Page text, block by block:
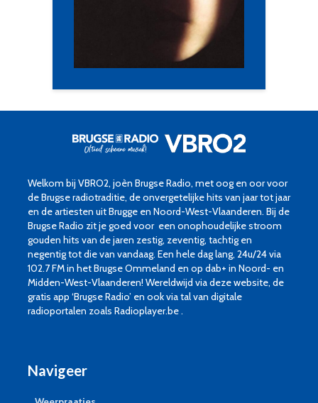
Welkom bij VBRO2, joèn Brugse Radio, met oog en oor voor
de Brugse radiotraditie, de onvergetelijke hits van jaar tot jaar
en de artiesten uit Brugge en Noord-West-Vlaanderen. Bij de
Brugse Radio zit je goed voor een onophoudelijke stroom
gouden hits van de jaren zestig, zeventig, tachtig en
negentig tot die van vandaag. Een hele dag lang, 24u/24 via
102.7 FM in het Brugse Ommeland en op dab+ in Noord- en
Midden-West-Vlaanderen! Wereldwijd via deze website, de
gratis app ‘Brugse Radio’ en ook via tal van digitale
radioportalen zoals Radioplayer.be .
Navigeer